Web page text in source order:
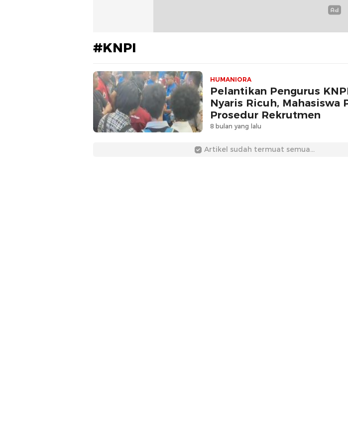
#KNPI
HUMANIORA
Pelantikan Pengurus
Nyaris Ricuh, Mahasiswa
Prosedur Rekrutmen
8 bulan yang lalu
Artikel sudah termuat semua...